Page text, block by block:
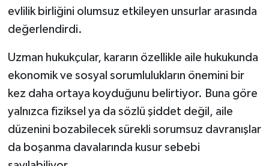
evlilik birliğini olumsuz etkileyen unsurlar arasında
değerlendirdi.
Uzman hukukçular, kararın özellikle aile hukukunda
ekonomik ve sosyal sorumlulukların önemini bir
kez daha ortaya koyduğunu belirtiyor. Buna göre
yalnızca fiziksel ya da sözlü şiddet değil, aile
düzenini bozabilecek sürekli sorumsuz davranışlar
da boşanma davalarında kusur sebebi